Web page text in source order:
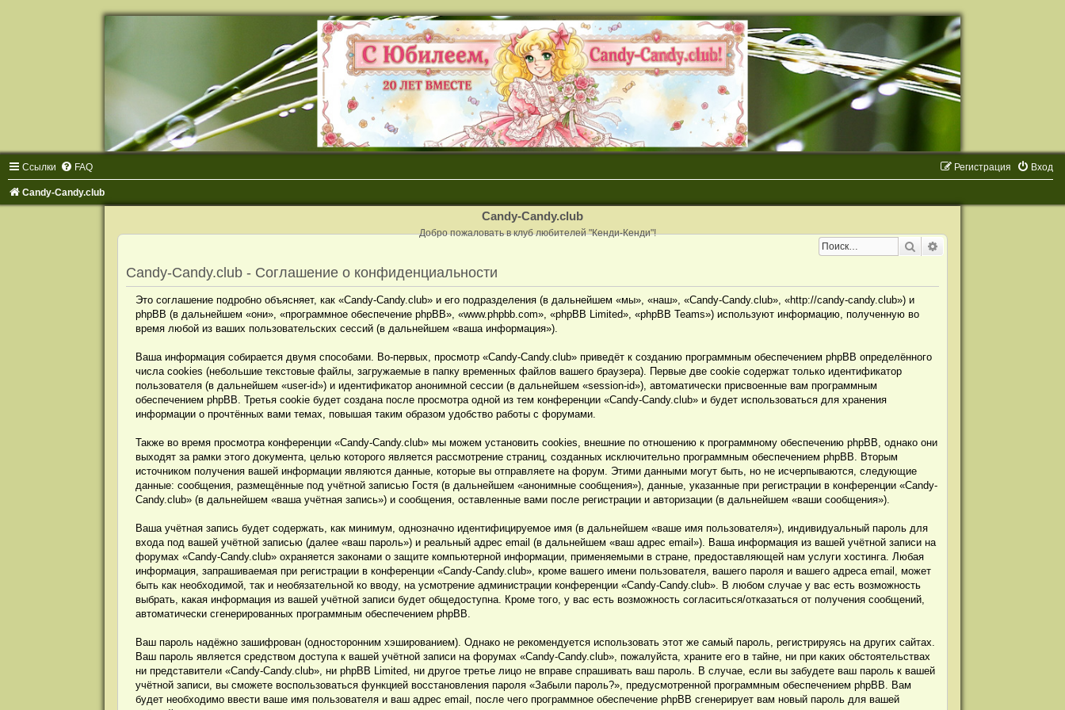
Ссылки FAQ Вход
Регистрация
Candy-Candy.club
Candy-Candy.club
Добро пожаловать в клуб любителей "Кенди-Кенди"!
Поиск
Candy-Candy.club - Соглашение о конфиденциальности
Это соглашение подробно объясняет, как «Candy-Candy.club» и его подразделения (в дальнейшем «мы», «наш», «Candy-Candy.club», «http://candy-candy.club») и
phpBB (в дальнейшем «они», «программное обеспечение phpBB», «www.phpbb.com», «phpBB Limited», «phpBB Teams») используют информацию, полученную во
время любой из ваших пользовательских сессий (в дальнейшем «ваша информация»).
Ваша информация собирается двумя способами. Во-первых, просмотр «Candy-Candy.club» приведёт к созданию программным обеспечением phpBB определённого
числа cookies (небольшие текстовые файлы, загружаемые в папку временных файлов вашего браузера). Первые две cookie содержат только идентификатор
пользователя (в дальнейшем «user-id») и идентификатор анонимной сессии (в дальнейшем «session-id»), автоматически присвоенные вам программным
обеспечением phpBB. Третья cookie будет создана после просмотра одной из тем конференции «Candy-Candy.club» и будет использоваться для хранения
информации о прочтённых вами темах, повышая таким образом удобство работы с форумами.
Также во время просмотра конференции «Candy-Candy.club» мы можем установить cookies, внешние по отношению к программному обеспечению phpBB, однако они
выходят за рамки этого документа, целью которого является рассмотрение страниц, созданных исключительно программным обеспечением phpBB. Вторым
источником получения вашей информации являются данные, которые вы отправляете на форум. Этими данными могут быть, но не исчерпываются, следующие
данные: сообщения, размещённые под учётной записью Гостя (в дальнейшем «анонимные сообщения»), данные, указанные при регистрации в конференции «Candy-
Candy.club» (в дальнейшем «ваша учётная запись») и сообщения, оставленные вами после регистрации и авторизации (в дальнейшем «ваши сообщения»).
Ваша учётная запись будет содержать, как минимум, однозначно идентифицируемое имя (в дальнейшем «ваше имя пользователя»), индивидуальный пароль для
входа под вашей учётной записью (далее «ваш пароль») и реальный адрес email (в дальнейшем «ваш адрес email»). Ваша информация из вашей учётной записи на
форумах «Candy-Candy.club» охраняется законами о защите компьютерной информации, применяемыми в стране, предоставляющей нам услуги хостинга. Любая
информация, запрашиваемая при регистрации в конференции «Candy-Candy.club», кроме вашего имени пользователя, вашего пароля и вашего адреса email, может
быть как необходимой, так и необязательной ко вводу, на усмотрение администрации конференции «Candy-Candy.club». В любом случае у вас есть возможность
выбрать, какая информация из вашей учётной записи будет общедоступна. Кроме того, у вас есть возможность согласиться/отказаться от получения сообщений,
автоматически сгенерированных программным обеспечением phpBB.
Ваш пароль надёжно зашифрован (односторонним хэшированием). Однако не рекомендуется использовать этот же самый пароль, регистрируясь на других сайтах.
Ваш пароль является средством доступа к вашей учётной записи на форумах «Candy-Candy.club», пожалуйста, храните его в тайне, ни при каких обстоятельствах
ни представители «Candy-Candy.club», ни phpBB Limited, ни другое третье лицо не вправе спрашивать ваш пароль. В случае, если вы забудете ваш пароль к вашей
учётной записи, вы сможете воспользоваться функцией восстановления пароля «Забыли пароль?», предусмотренной программным обеспечением phpBB. Вам
будет необходимо ввести ваше имя пользователя и ваш адрес email, после чего программное обеспечение phpBB сгенерирует вам новый пароль для вашей